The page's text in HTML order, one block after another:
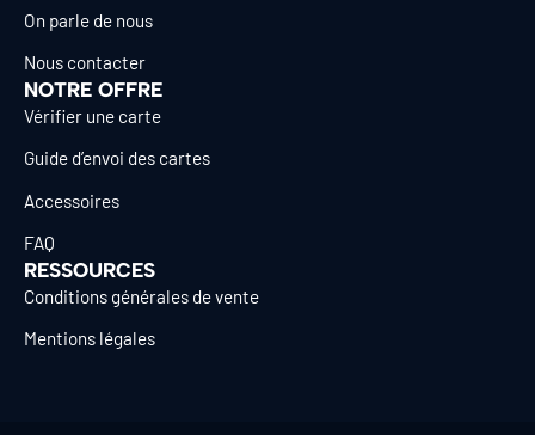
On parle de nous
Nous contacter
NOTRE OFFRE
Vérifier une carte
Guide d’envoi des cartes
Accessoires
FAQ
RESSOURCES
Conditions générales de vente
Mentions légales